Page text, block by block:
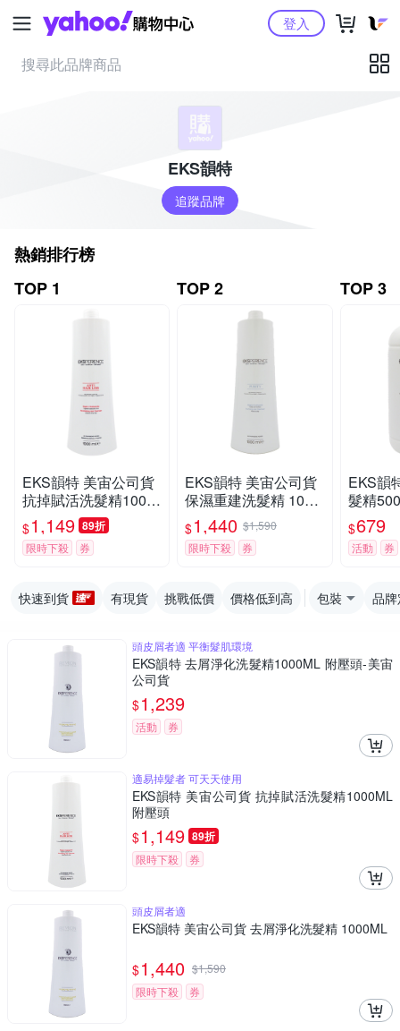
Yahoo購物中心登入
EKS韻特
追蹤品牌
熱銷排行榜
TOP 1
EKS韻特 美宙公司貨
抗掉賦活洗髮精1000
ML 附壓頭
$1,149 89折
限時下殺 券
TOP 2
EKS韻特 美宙公司貨
保濕重建洗髮精 1000
ML
$1,440 $1,590
限時下殺
券
TOP 3
EKS韻
髮精
宙公司
$679
活動 券
快速到貨 有現貨 挑戰低價 價格低到高 包裝 品
頭皮屑者適 平衡髮肌環境
EKS韻特 去屑淨化洗髮精1000ML 附壓頭-美宙
公司貨
$1,239
活動 券
適易掉髮者 可天天使用
EKS韻特 美宙公司貨 抗掉賦活洗髮精1000ML
附壓頭
$1,149 89折
限時下殺 券
頭皮屑者適
EKS韻特 美宙公司貨 去屑淨化洗髮精 1000ML
$1,440 $1,590
限時下殺
券